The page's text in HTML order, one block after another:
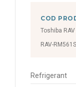
COD
Toshiba
RAV-
Refrigerant